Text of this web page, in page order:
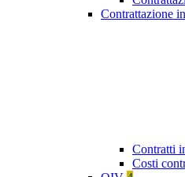
Contrattazione
Contratti
Costi